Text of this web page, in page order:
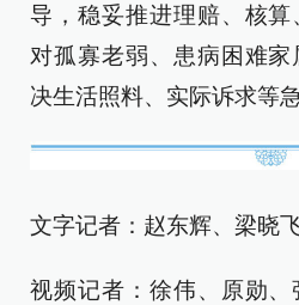
导，稳妥推进理赔、核
对孤寡老弱、患病困难
决生活照料、实际诉求等
文字记者：赵东辉、梁晓
视频记者：徐伟、原勋